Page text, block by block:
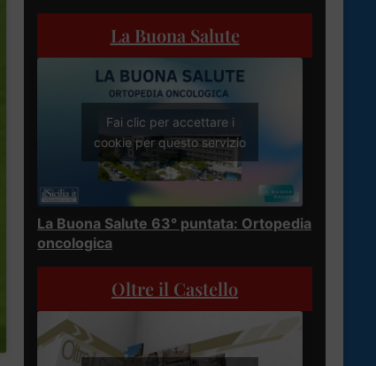
La Buona Salute
Fai clic per accettare i
cookie per questo servizio
La Buona Salute 63° puntata: Ortopedia
oncologica
Oltre il Castello